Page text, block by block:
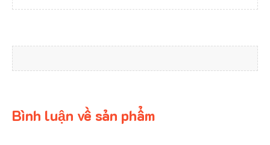
Bình luận về sản phẩm